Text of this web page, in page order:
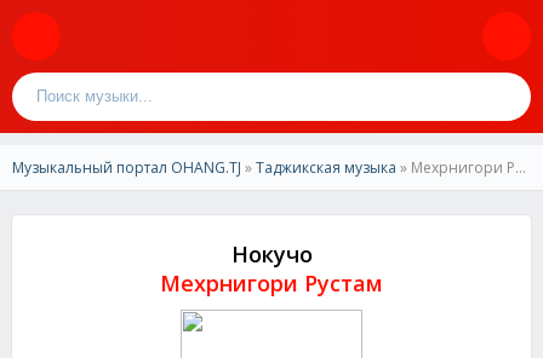
Музыкальный портал OHANG.TJ »Таджикская музыка » Мехрнигори Рустам-Нокучо
Нокучо
Мехрнигори Рустам